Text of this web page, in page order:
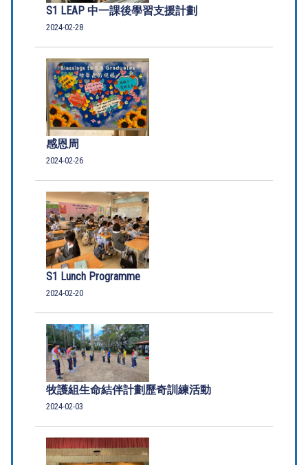
S1 LEAP 中一課後學習支援計劃
2024-02-28
感恩周
2024-02-26
S1 Lunch Programme
2024-02-20
牧護組生命結伴計劃歷奇訓練活動
2024-02-03